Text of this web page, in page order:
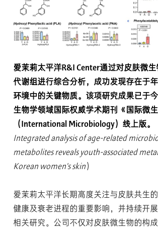
爱茉莉太平洋R&I Center通过对皮肤微
代谢组进行综合分析，成功发现存在于
环境中的关键物质。该项研究成果已于
生物学领域国际权威学术期刊《国际微生
（International Microbiology）线上版。
Integrated analysis of age-related
metabolites reveals youth-associated
Korean women's skin ）
爱茉莉太平洋长期高度关注与皮肤共生
健康及衰老进程的重要影响，并持续开
相关研究。公司不仅对皮肤微生物的构